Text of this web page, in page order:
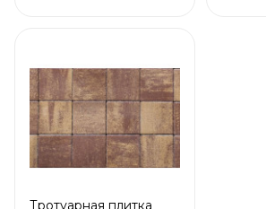
Тротуарная плитка